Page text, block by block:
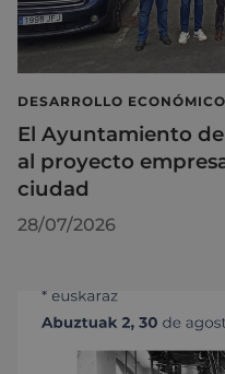
DESARROLLO
El Ayuntamiento
al proyecto
ciudad
28/07/2026